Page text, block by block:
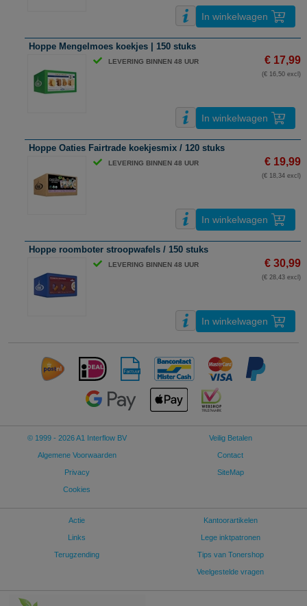
In winkelwagen
Hoppe Mengelmoes koekjes | 150 stuks
LEVERING BINNEN 48 UUR € 17,99
(€ 16,50 excl)
In winkelwagen
Hoppe Oaties Fairtrade koekjesmix / 120 stuks
LEVERING BINNEN 48 UUR € 19,99
(€ 18,34 excl)
In winkelwagen
Hoppe roomboter stroopwafels / 150 stuks
LEVERING BINNEN 48 UUR € 30,99
(€ 28,43 excl)
In winkelwagen
© 1999 - 2026 A1 Interflow BV
Algemene Voorwaarden
Privacy
Cookies
Veilig Betalen
Contact
SiteMap
Actie
Links
Terugzending
Kantoorartikelen
Lege inktpatronen
Tips van Tonershop
Veelgestelde vragen